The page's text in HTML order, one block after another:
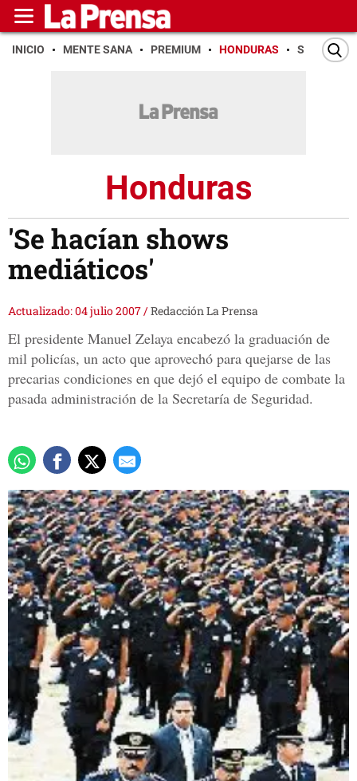
INICIO MENTE SANA PREMIUM HONDURAS SAN PEDRO
Honduras
'Se hacían shows
mediáticos'
Actualizado: 04 julio 2007/Redacción La Prensa
El presidente Manuel Zelaya encabezó la graduación de
mil policías, un acto que aprovechó para quejarse de las
precarias condiciones en que dejó el equipo de combate la
pasada administración de la Secretaría de Seguridad.